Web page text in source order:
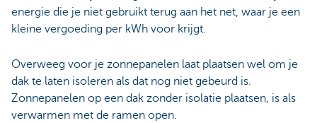
energie die je niet gebruikt terug aan het net, waar je een
kleine vergoeding per kWh voor krijgt.
Overweeg voor je zonnepanelen laat plaatsen wel om je
dak te laten isoleren als dat nog niet gebeurd is.
Zonnepanelen op een dak zonder isolatie plaatsen, is als
verwarmen met de ramen open.